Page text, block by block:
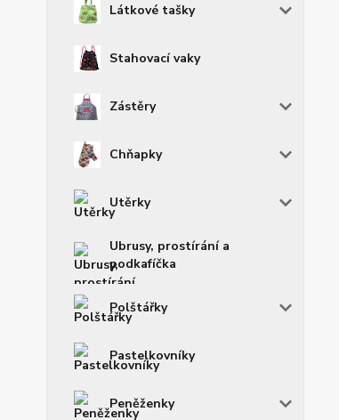
Látkové tašky
Stahovací vaky
Zástěry
Chňapky
Utěrky
Ubrusy, prostírání a
podkafíčka
Polštářky
Pastelkovníky
Peněženky